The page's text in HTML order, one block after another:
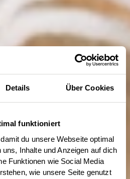
Details Über Cookies
funktioniert
du unsere Webseite optimal
Inhalte und Anzeigen auf dich
Funktionen wie Social Media
wie unsere Seite genutzt